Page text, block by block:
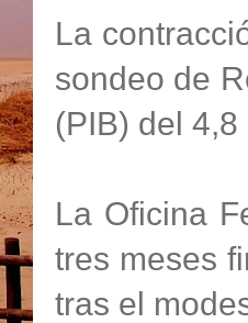
La
sondeo de
(PIB) del
La Oficina
tres meses
tras el